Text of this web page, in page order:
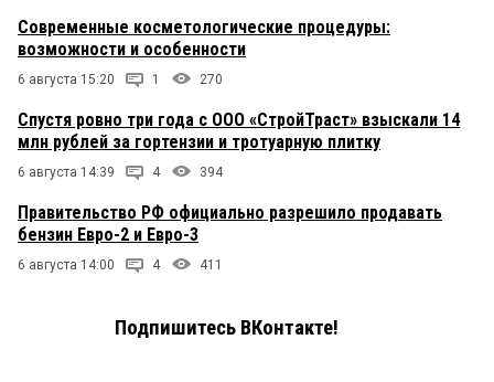
Современные косметологические процедуры:
возможности и особенности
6 августа 15:20 1 270
Спустя ровно три года с ООО «СтройТраст» взыскали 14
млн рублей за гортензии и тротуарную плитку
6 августа 14:39 4 394
Правительство РФ официально разрешило продавать
бензин Евро-2 и Евро-3
6 августа 14:00 4 411
Подпишитесь ВКонтакте!